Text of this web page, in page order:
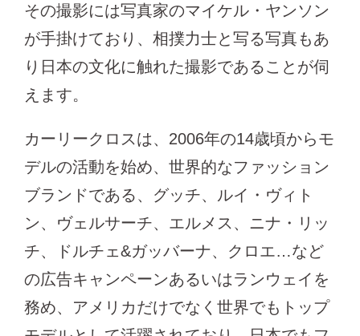
その撮影には写真家のマイケル・ヤンソン
が手掛けており、相撲力士と写る写真もあ
り日本の文化に触れた撮影であることが伺
えます。
カーリークロスは、2006年の14歳頃からモ
デルの活動を始め、世界的なファッション
ブランドである、グッチ、ルイ・ヴィト
ン、ヴェルサーチ、エルメス、ニナ・リッ
チ、ドルチェ&ガッバーナ、クロエ…など
の広告キャンペーンあるいはランウェイを
務め、アメリカだけでなく世界でもトップ